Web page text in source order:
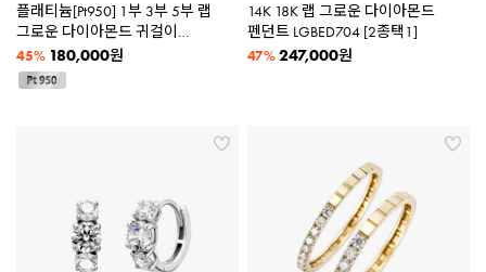
플래티늄[Pt950] 1부 3부 5부 랩
그로운 다이아몬드 귀걸이
PTBFE1034 [3종택1]
45% 180,000원
14K 18K 랩 그로운 다이아몬드
펜던트 LGBED704 [2종택1]
47% 247,000원